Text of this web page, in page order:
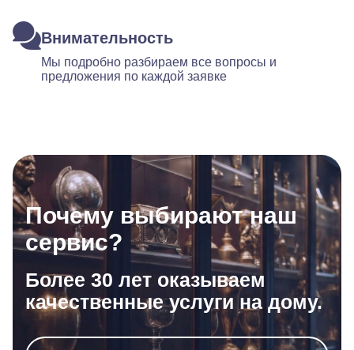
Внимательность
Мы подробно разбираем все вопросы и
предложения по каждой заявке
Почему выбирают наш
сервис?
Более 30 лет оказываем
качественные услуги на дому.